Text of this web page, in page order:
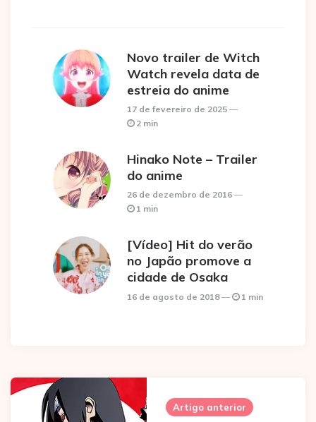
Novo trailer de Witch
Watch revela data de
estreia do anime
17 de fevereiro de 2025
2 min
Hinako Note – Trailer
do anime
26 de dezembro de 2016
1 min
[Vídeo] Hit do verão
no Japão promove a
cidade de Osaka
16 de agosto de 2018 1 min
Post
navigation
Artigo anterior